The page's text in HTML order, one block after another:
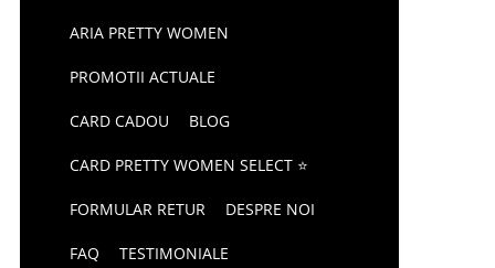
ARIA PRETTY WOMEN
PROMOTII ACTUALE
CARD CADOU BLOG
CARD PRETTY WOMEN SELECT ⭐
FORMULAR RETUR DESPRE NOI
FAQ TESTIMONIALE